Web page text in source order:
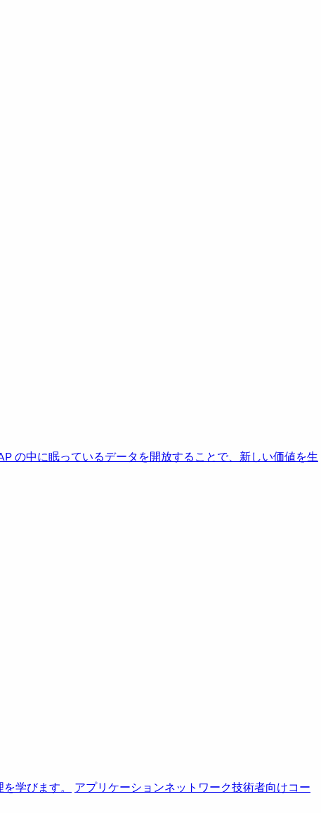
の中に眠っているデータを開放することで、新しい価値を生
学びます。 アプリケーションネットワーク技術者向けコー